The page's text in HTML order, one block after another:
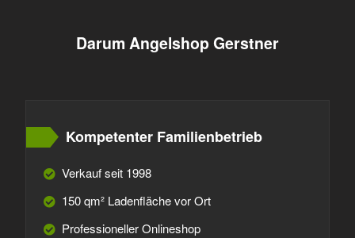
Darum Angelshop Gerstner
Kompetenter Familienbetrieb
Verkauf seit 1998
150 qm² Ladenfläche vor Ort
Professioneller Onlineshop